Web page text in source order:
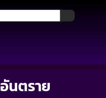
นตราย